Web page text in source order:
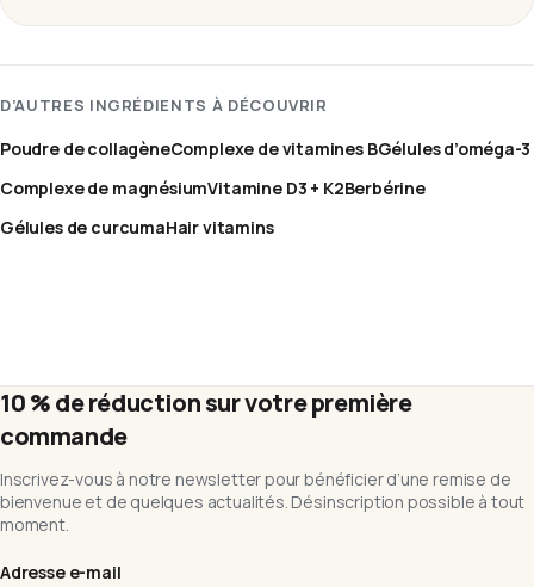
D’AUTRES INGRÉDIENTS À DÉCOUVRIR
Poudre de collagèneComplexe de vitamines BGélules d’oméga-3
Complexe de magnésiumVitamine D3 + K2Berbérine
Gélules de curcumaHair vitamins
10 % de réduction sur votre première
commande
Inscrivez-vous à notre newsletter pour bénéficier d’une remise de
bienvenue et de quelques actualités. Désinscription possible à tout
moment.
Adresse e-mail